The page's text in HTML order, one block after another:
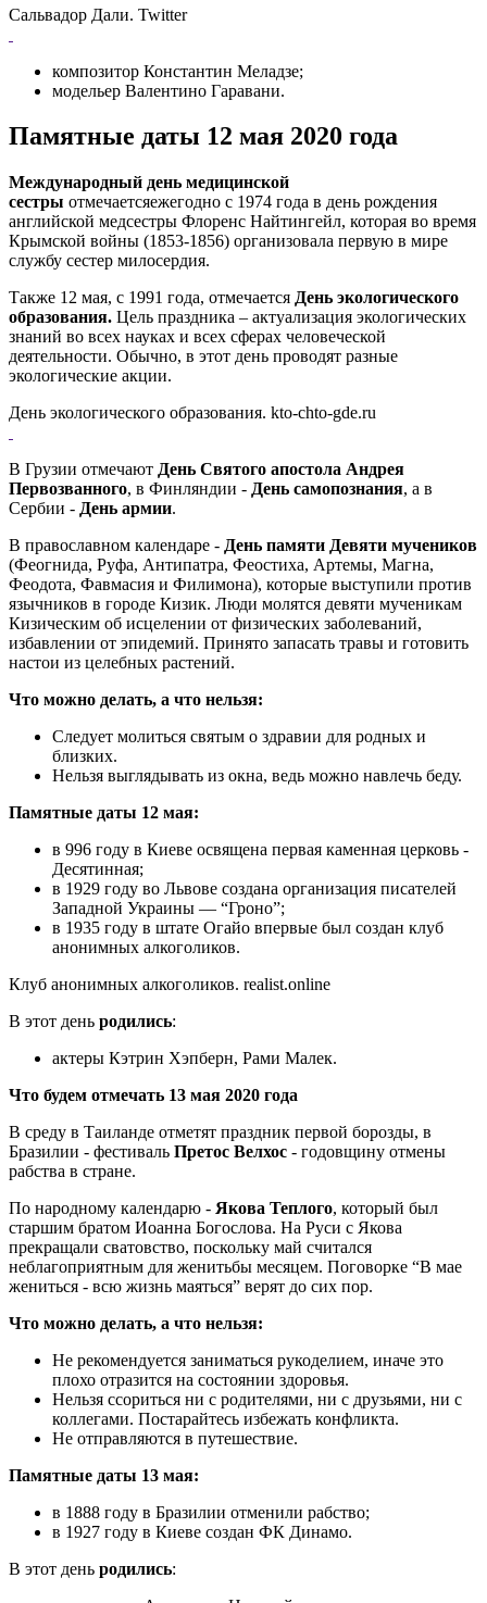
Сальвадор Дали. Twitter
композитор Константин Меладзе;
модельер Валентино Гаравани.
Памятные даты 12 мая 2020 года
Международный день медицинской
сестры отмечаетсяежегодно с 1974 года в день рождения
английской медсестры Флоренс Найтингейл, которая во время
Крымской войны (1853-1856) организовала первую в мире
службу сестер милосердия.
Также 12 мая, с 1991 года, отмечается День экологического
образования. Цель праздника – актуализация экологических
знаний во всех науках и всех сферах человеческой
деятельности. Обычно, в этот день проводят разные
экологические акции.
День экологического образования. kto-chto-gde.ru
В Грузии отмечают День Святого апостола Андрея
Первозванного, в Финляндии - День самопознания, а в
Сербии - День армии.
В православном календаре - День памяти Девяти мучеников
(Феогнида, Руфа, Антипатра, Феостиха, Артемы, Магна,
Феодота, Фавмасия и Филимона), которые выступили против
язычников в городе Кизик. Люди молятся девяти мученикам
Кизическим об исцелении от физических заболеваний,
избавлении от эпидемий. Принято запасать травы и готовить
настои из целебных растений.
Что можно делать, а что нельзя:
Следует молиться святым о здравии для родных и
близких.
Нельзя выглядывать из окна, ведь можно навлечь беду.
Памятные даты 12 мая:
в 996 году в Киеве освящена первая каменная церковь -
Десятинная;
в 1929 году во Львове создана организация писателей
Западной Украины — “Гроно”;
в 1935 году в штате Огайо впервые был создан клуб
анонимных алкоголиков.
Клуб анонимных алкоголиков. realist.online
В этот день родились:
актеры Кэтрин Хэпберн, Рами Малек.
Что будем отмечать 13 мая 2020 года
В среду в Таиланде отметят праздник первой борозды, в
Бразилии - фестиваль Претос Велхос - годовщину отмены
рабства в стране.
По народному календарю - Якова Теплого, который был
старшим братом Иоанна Богослова. На Руси с Якова
прекращали сватовство, поскольку май считался
неблагоприятным для женитьбы месяцем. Поговорке “В мае
жениться - всю жизнь маяться” верят до сих пор.
Что можно делать, а что нельзя:
Не рекомендуется заниматься рукоделием, иначе это
плохо отразится на состоянии здоровья.
Нельзя ссориться ни с родителями, ни с друзьями, ни с
коллегами. Постарайтесь избежать конфликта.
Не отправляются в путешествие.
Памятные даты 13 мая:
в 1888 году в Бразилии отменили рабство;
в 1927 году в Киеве создан ФК Динамо.
В этот день родились: